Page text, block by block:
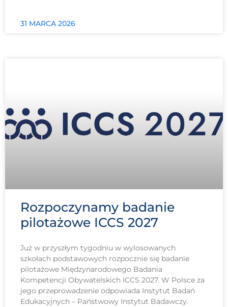
31 MARCA 2026
Rozpoczynamy badanie
pilotażowe ICCS 2027
Już w przyszłym tygodniu w wylosowanych
szkołach podstawowych rozpocznie się badanie
pilotażowe Międzynarodowego Badania
Kompetencji Obywatelskich ICCS 2027. W Polsce za
jego przeprowadzenie odpowiada Instytut Badań
Edukacyjnych – Państwowy Instytut Badawczy.